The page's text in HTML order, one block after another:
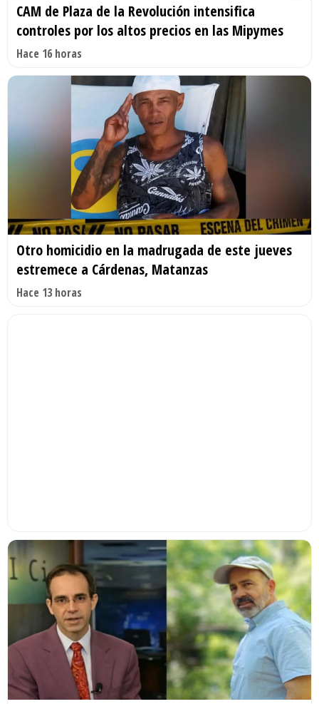
CAM de Plaza de la Revolución intensifica
controles por los altos precios en las Mipymes
Hace 16 horas
Otro homicidio en la madrugada de este jueves
estremece a Cárdenas, Matanzas
Hace 13 horas